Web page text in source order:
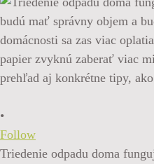
•
Follow
Triedenie odpadu doma